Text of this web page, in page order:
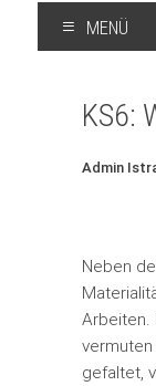
MENÜ
SPRINGEN
KS6:
Admin
Neben
Arbeiten.
gefaltet,